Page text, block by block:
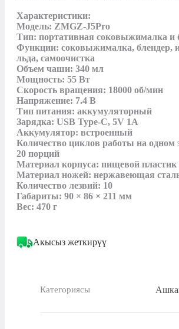
Характеристики:
Модель: ZMGZ-J5Pro
Тип: портативная соковыжималка и
Функции: соковыжималка, блендер,
льда, самоочистка
Объем чаши: 340 мл
Мощность: 55 Вт
Скорость вращения: 18000 об/мин
Напряжение: 7.4 В
Тип питания: аккумуляторный
Зарядка: USB Type-C, 5V 1A
Аккумулятор: встроенный
Количество циклов работы на одном
20 порций
Материал корпуса: пищевой
Материал ножей: нержавеющая
Количество лезвий: 10
Габариты: 90 × 86 × 211 мм
Вес: 470 г
Акысыз жеткирүү
Категориясы